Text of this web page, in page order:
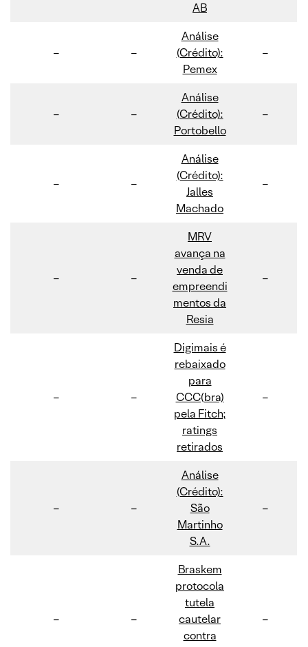
AB
– –
Análise
(Crédito):
Pemex
–
– –
Análise
(Crédito):
Portobello
–
– –
Análise
(Crédito):
Jalles
Machado
–
– –
MRV
avança na
venda de
empreendi
mentos da
Resia
–
– –
Digimais é
rebaixado
para
CCC(bra)
pela Fitch;
ratings
retirados
–
– –
Análise
(Crédito):
São
Martinho
S.A.
–
– –
Braskem
protocola
tutela
cautelar
contra
–